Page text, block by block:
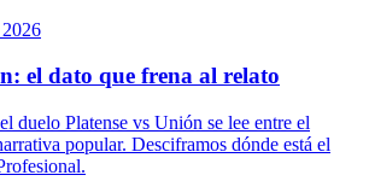
el dato que frena al relato
duelo Platense vs Unión se lee entre el
popular. Desciframos dónde está el